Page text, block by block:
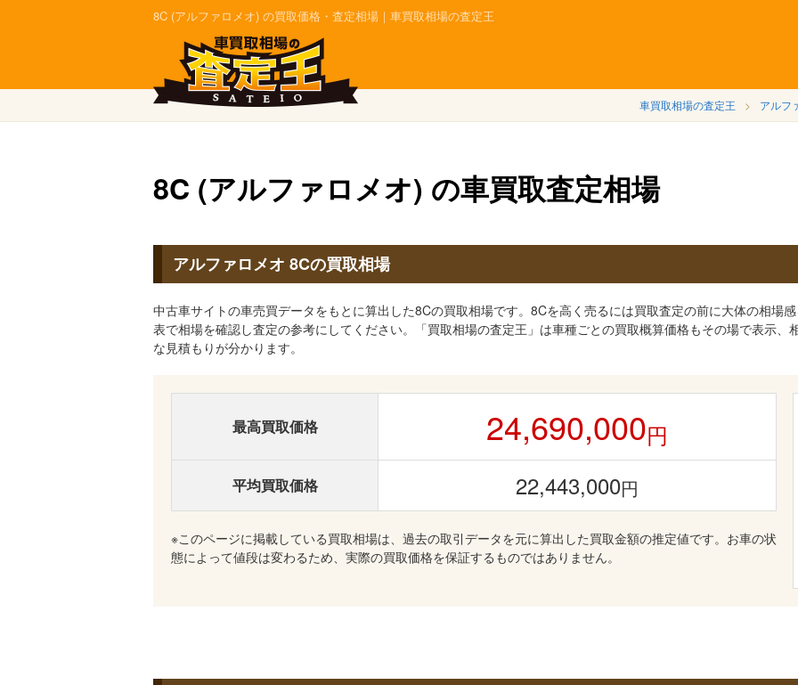
8C (アルファロメオ) の買取価格・査定相場｜車買取相場の査定王
車買取相場の査定王 アルフ
8C (アルファロメオ) の車買取査定相場
アルファロメオ 8Cの買取相場
中古車サイトの車売買データをもとに算出した8Cの買取相場です。8Cを高く売るには買取査定の前に大体の相場
表で相場を確認し査定の参考にしてください。「買取相場の査定王」は車種ごとの買取概算価格もその場で表示、
な見積もりが分かります。
最高買取価格 24,690,000円
平均買取価格 22,443,000円
※このページに掲載している買取相場は、過去の取引データを元に算出した買取金額の推定値です。お車の状
態によって値段は変わるため、実際の買取価格を保証するものではありません。